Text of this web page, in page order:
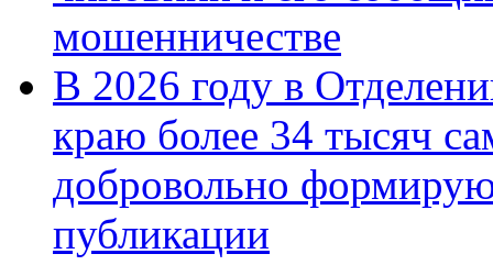
мошенничестве
В 2026 году в
краю более 34 тысяч
добровольно
публикации